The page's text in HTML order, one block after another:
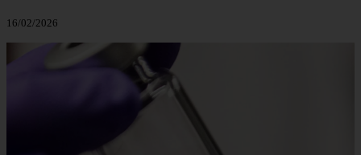
16/02/2026